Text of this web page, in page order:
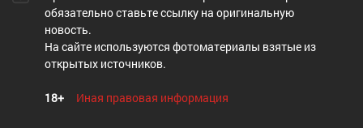
обязательно ставьте ссылку на оригинальную
новость.
На сайте используются фотоматериалы взятые из
открытых источников.
18+ Иная правовая информация